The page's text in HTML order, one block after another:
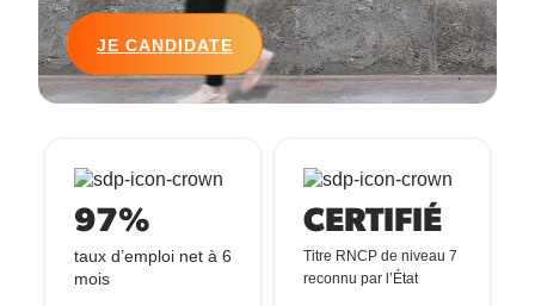
JE CANDIDATE
97%
taux d’emploi net à 6
mois
CERTIFIÉ
Titre RNCP de niveau 7
reconnu par l’État